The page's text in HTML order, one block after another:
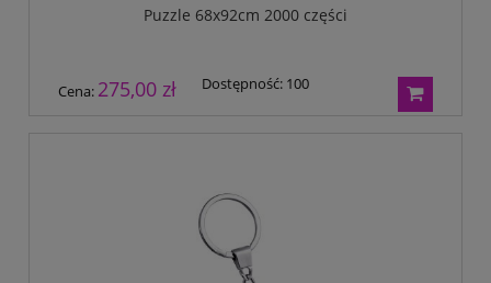
Puzzle 68x92cm 2000 części
Cena: 275,00 zł Dostępność: 100